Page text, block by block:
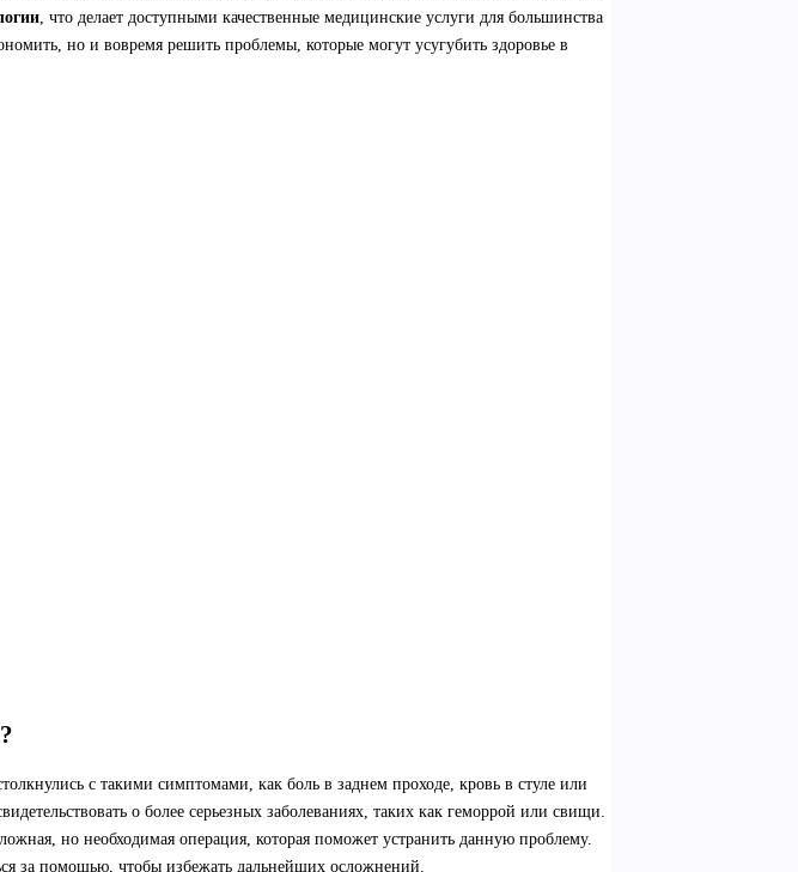
, что делает доступными качественные медицинские услуги для большинства
но и вовремя решить проблемы, которые могут усугубить здоровье в
с такими симптомами, как боль в заднем проходе, кровь в стуле или
о более серьезных заболеваниях, таких как геморрой или свищи.
но необходимая операция, которая поможет устранить данную проблему.
за помощью, чтобы избежать дальнейших осложнений.